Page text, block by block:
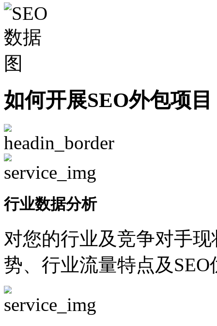
如何开展SEO外包项目
行业数据分析
对您的行业及竞争对手
势、行业流量特点及